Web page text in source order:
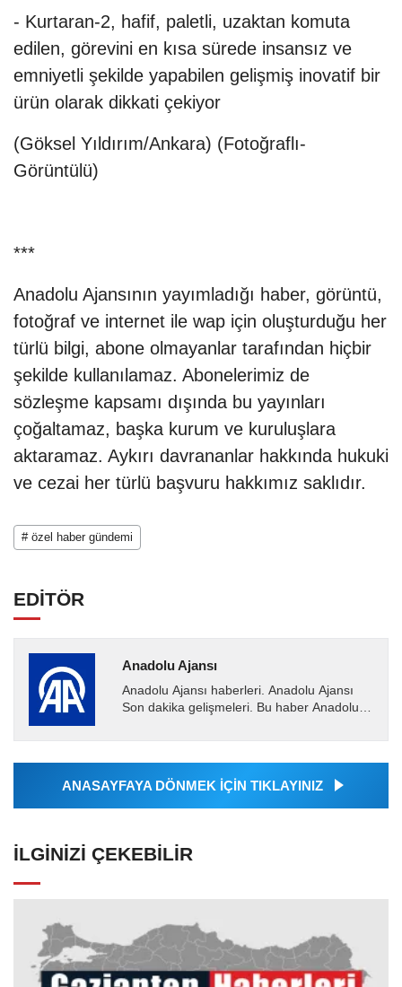
- Kurtaran-2, hafif, paletli, uzaktan komuta
edilen, görevini en kısa sürede insansız ve
emniyetli şekilde yapabilen gelişmiş inovatif bir
ürün olarak dikkati çekiyor
(Göksel Yıldırım/Ankara) (Fotoğraflı-
Görüntülü)
***
Anadolu Ajansının yayımladığı haber, görüntü,
fotoğraf ve internet ile wap için oluşturduğu her
türlü bilgi, abone olmayanlar tarafından hiçbir
şekilde kullanılamaz. Abonelerimiz de
sözleşme kapsamı dışında bu yayınları
çoğaltamaz, başka kurum ve kuruluşlara
aktaramaz. Aykırı davrananlar hakkında hukuki
ve cezai her türlü başvuru hakkımız saklıdır.
# özel haber gündemi
EDİTÖR
Anadolu Ajansı
Anadolu Ajansı haberleri. Anadolu Ajansı
Son dakika gelişmeleri. Bu haber Anadolu
Ajansı tarafından...
ANASAYFAYA DÖNMEK İÇİN TIKLAYINIZ
İLGINIZI ÇEKEBILIR